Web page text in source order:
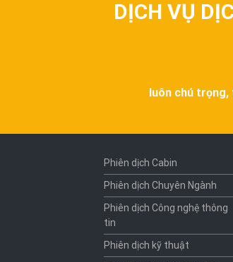
DỊCH VỤ
luôn chú trọng,
Phiên dịch Cabin
Phiên dịch Chuyên Ngành
Phiên dịch Công nghệ thông
tin
Phiên dịch kỹ thuật